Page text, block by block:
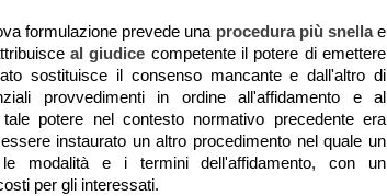
formulazione prevede una procedura più snellae
al giudice competente il potere di emettere
sostituisce il consenso mancante e dall'altro di
provvedimenti in ordine all'affidamento e al
potere nel contesto normativo precedente era
instaurato un altro procedimento nel quale un
le modalità e i termini dell'affidamento, con un
per gli interessati.